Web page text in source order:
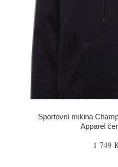
Sportovní mikina
Apparel
1 749